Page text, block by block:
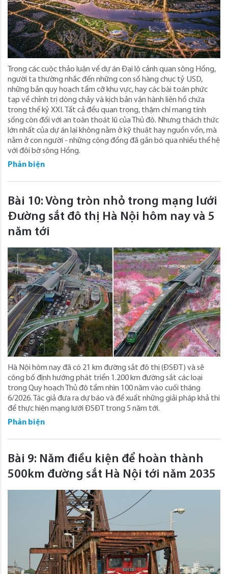
Trong các cuộc thảo luận về dự án Đại lộ cảnh quan sông Hồng,
người ta thường nhắc đến những con số hàng chục tỷ USD,
những bản quy hoạch tầm cỡ khu vực, hay các bài toán phức
tạp về chỉnh trị dòng chảy và kịch bản vận hành liên hồ chứa
trong thế kỷ XXI. Tất cả đều quan trọng, thậm chí mang tính
sống còn đối với an toàn thoát lũ của Thủ đô. Nhưng thách thức
lớn nhất của dự án lại không nằm ở kỹ thuật hay nguồn vốn, mà
nằm ở con người - những cộng đồng đã gắn bó qua nhiều thế hệ
với đôi bờ sông Hồng.
Phản biện
Bài 10: Vòng tròn nhỏ trong mạng lưới
Đường sắt đô thị Hà Nội hôm nay và 5
năm tới
Hà Nội hôm nay đã có 21 km đường sắt đô thị (ĐSĐT) và sẽ
công bố định hướng phát triển 1.200 km đường sắt các loại
trong Quy hoạch Thủ đô tầm nhìn 100 năm vào cuối tháng
6/2026. Tác giả đưa ra dự báo và đề xuất những giải pháp khả thi
để thực hiện mạng lưới ĐSĐT trong 5 năm tới.
Phản biện
Bài 9: Năm điều kiện để hoàn thành
500km đường sắt Hà Nội tới năm 2035